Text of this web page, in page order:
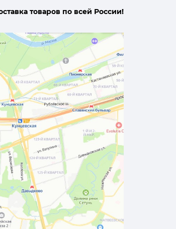
товаров по всей России!